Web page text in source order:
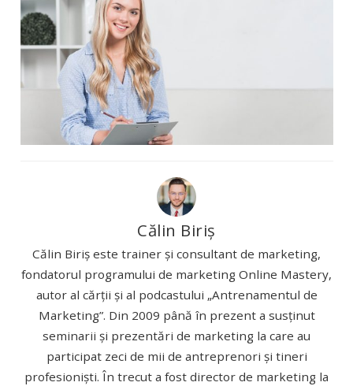
Călin Biriș
Călin Biriș este trainer și consultant de marketing,
fondatorul programului de marketing Online Mastery,
autor al cărții și al podcastului „Antrenamentul de
Marketing”. Din 2009 până în prezent a susținut
seminarii și prezentări de marketing la care au
participat zeci de mii de antreprenori și tineri
profesioniști. În trecut a fost director de marketing la